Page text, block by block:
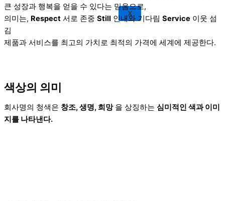
X
큰 성장과 행복을 얻을 수 있다는 믿음으로,
의미는, Respect 서로 존중 Still 인내와 기다림 Service 이웃 섬
김
제품과 서비스를 최고의 가치로 최적의 가격에 세계에 제공한다.
색상의 의미
회사명의 청색은 창조, 생명, 희망을 상징하는 심미적인 색과 이미
지를 나타낸다.